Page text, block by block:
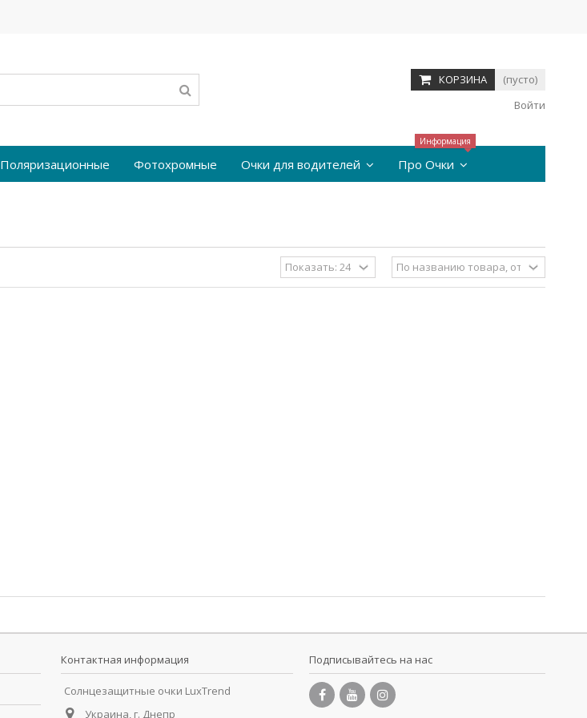
КОРЗИНА
(пусто)
Войти
Поляризационные Фотохромные Очки для водителей Про Очки
Информация
Контактная информация
Солнцезащитные очки LuxTrend
Украина, г. Днепр
Подписывайтесь на нас